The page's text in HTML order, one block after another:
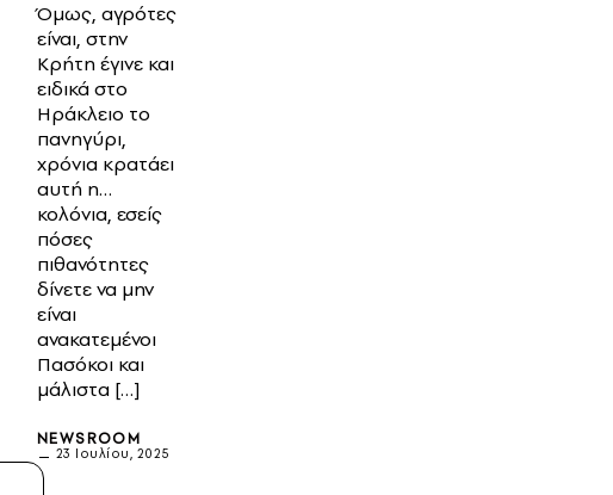
Όμως, αγρότες
είναι, στην
Κρήτη έγινε και
ειδικά στο
Ηράκλειο το
πανηγύρι,
χρόνια κρατάει
αυτή η…
κολόνια, εσείς
πόσες
πιθανότητες
δίνετε να μην
είναι
ανακατεμένοι
Πασόκοι και
μάλιστα […]
NEWSROOM
23 Ιουλίου, 2025